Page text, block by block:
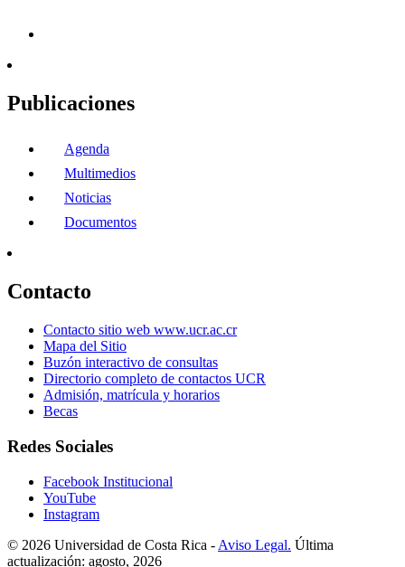
Publicaciones
Agenda
Multimedios
Noticias
Documentos
Contacto
Contacto sitio web www.ucr.ac.cr
Mapa del Sitio
Buzón interactivo de consultas
Directorio completo de contactos UCR
Admisión, matrícula y horarios
Becas
Redes Sociales
Facebook Institucional
YouTube
Instagram
© 2026 Universidad de Costa Rica - Aviso Legal. Última
actualización: agosto, 2026